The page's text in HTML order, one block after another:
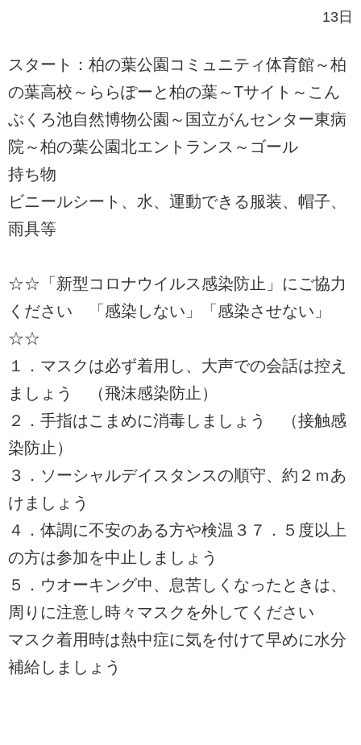
13日
スタート：柏の葉公園コミュニティ体育館～柏
の葉高校～ららぽーと柏の葉～Tサイト～こん
ぶくろ池自然博物公園～国立がんセンター東病
院～柏の葉公園北エントランス～ゴール
持ち物
ビニールシート、水、運動できる服装、帽子、
雨具等
☆☆「新型コロナウイルス感染防止」にご協力
ください 「感染しない」「感染させない」
☆☆
１．マスクは必ず着用し、大声での会話は控え
ましょう （飛沫感染防止）
２．手指はこまめに消毒しましょう （接触感
染防止）
３．ソーシャルデイスタンスの順守、約２ｍあ
けましょう
４．体調に不安のある方や検温３７．５度以上
の方は参加を中止しましょう
５．ウオーキング中、息苦しくなったときは、
周りに注意し時々マスクを外してください
マスク着用時は熱中症に気を付けて早めに水分
補給しましょう